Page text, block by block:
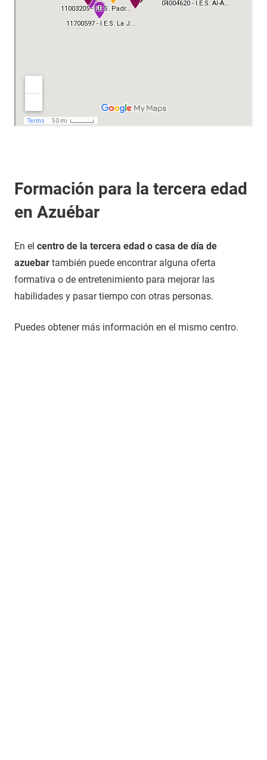
Formación para la tercera edad
en Azuébar
En el centro de la tercera edad o casa de día de
azuebar también puede encontrar alguna oferta
formativa o de entretenimiento para mejorar las
habilidades y pasar tiempo con otras personas.
Puedes obtener más información en el mismo centro.